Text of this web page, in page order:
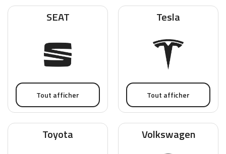
SEAT
Tout afficher
Tesla
Tout afficher
Toyota Volkswagen